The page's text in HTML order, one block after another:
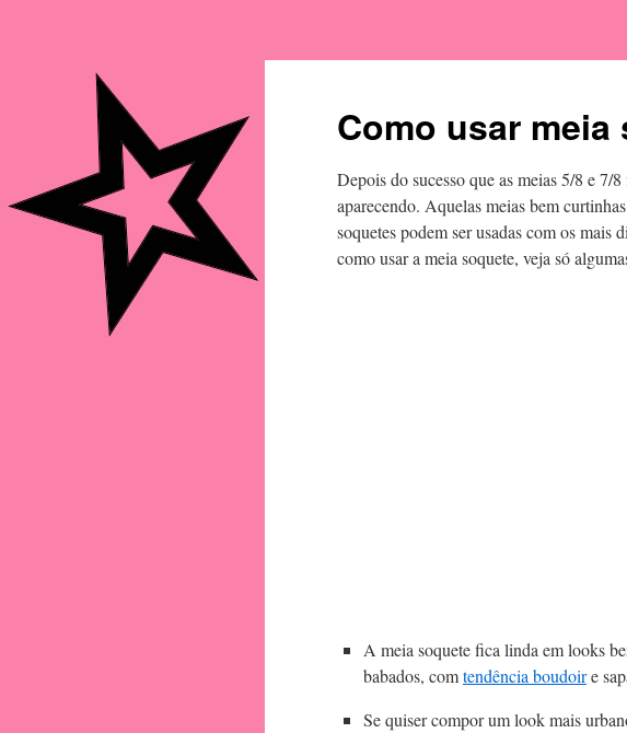
Como usar meia
Depois do sucesso que as meias 5/8 e 7/
aparecendo. Aquelas meias bem
soquetes podem ser usadas com os mais
como usar a meia soquete, veja só
A meia soquete fica linda em looks
babados, comtendência boudoire
Se quiser compor um look mais